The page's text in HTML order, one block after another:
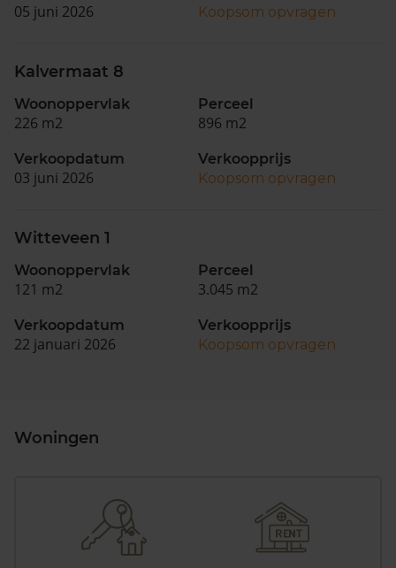
05 juni 2026
Koopsom opvragen
Kalvermaat 8
Woonoppervlak
226 m2
Perceel
896 m2
Verkoopdatum
03 juni 2026
Verkoopprijs
Koopsom opvragen
Witteveen 1
Woonoppervlak
121 m2
Perceel
3.045 m2
Verkoopdatum
22 januari 2026
Verkoopprijs
Koopsom opvragen
Woningen